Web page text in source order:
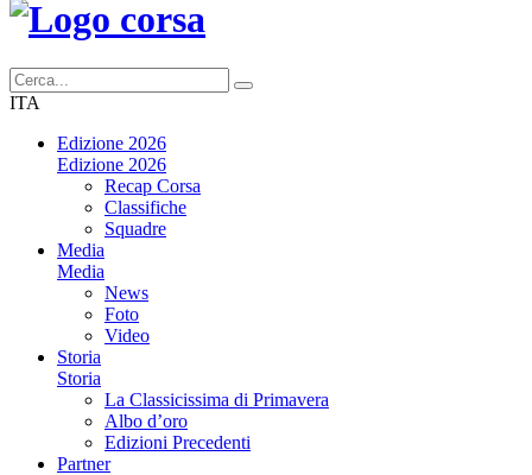
ITA
Edizione 2026
Edizione 2026
Recap Corsa
Classifiche
Squadre
Media
Media
News
Foto
Video
Storia
Storia
La Classicissima di Primavera
Albo d’oro
Edizioni Precedenti
Partner